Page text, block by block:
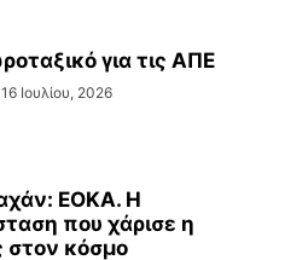
για τις ΑΠΕ
16 Ιουλίου, 2026
ΕΟΚΑ. Η
που χάρισε η
στον κόσμο